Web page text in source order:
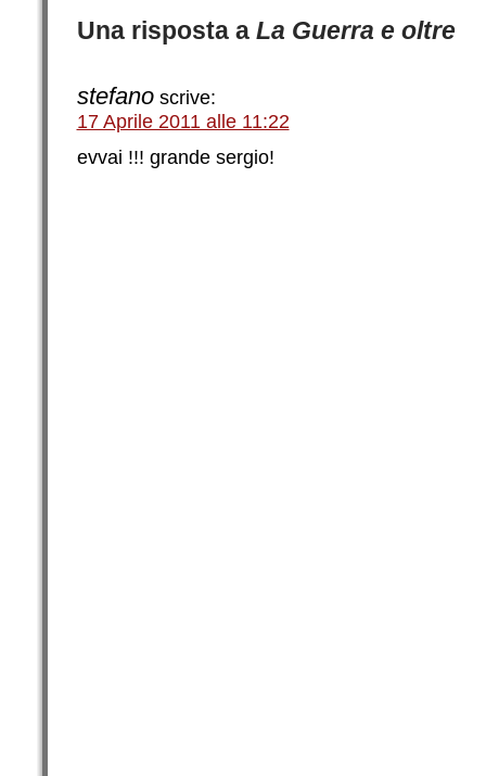
Una risposta a La Guerra e oltre
stefano scrive:
17 Aprile 2011 alle 11:22
evvai !!! grande sergio!